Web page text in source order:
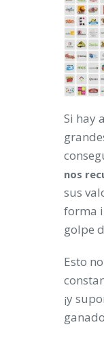
Si hay
nos
sus
forma
golpe
Esto
¡y